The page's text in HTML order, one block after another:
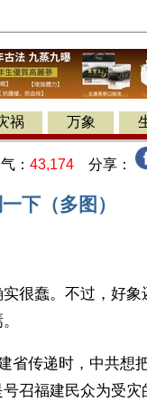
祸 万象
： 43,174 分享：
下（多图）
很蠢。不过，好象
省传递时，中共想
召福建民众为受灾